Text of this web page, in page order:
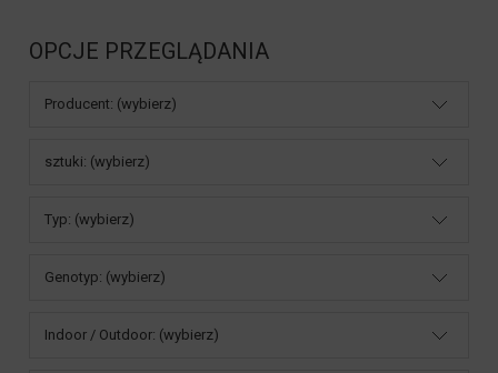
OPCJE PRZEGLĄDANIA
Producent: (wybierz)
sztuki: (wybierz)
Typ: (wybierz)
Genotyp: (wybierz)
Indoor / Outdoor: (wybierz)